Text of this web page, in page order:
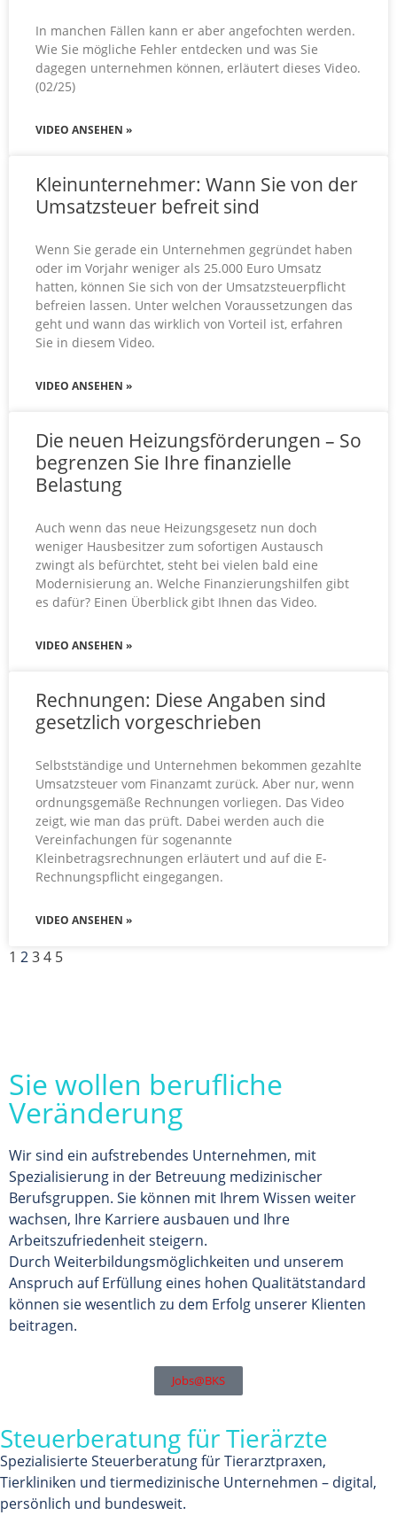
In manchen Fällen kann er aber angefochten werden.
Wie Sie mögliche Fehler entdecken und was Sie
dagegen unternehmen können, erläutert dieses Video.
(02/25)
VIDEO ANSEHEN »
Kleinunternehmer: Wann Sie von der
Umsatzsteuer befreit sind
Wenn Sie gerade ein Unternehmen gegründet haben
oder im Vorjahr weniger als 25.000 Euro Umsatz
hatten, können Sie sich von der Umsatzsteuerpflicht
befreien lassen. Unter welchen Voraussetzungen das
geht und wann das wirklich von Vorteil ist, erfahren
Sie in diesem Video.
VIDEO ANSEHEN »
Die neuen Heizungsförderungen – So
begrenzen Sie Ihre finanzielle
Belastung
Auch wenn das neue Heizungsgesetz nun doch
weniger Hausbesitzer zum sofortigen Austausch
zwingt als befürchtet, steht bei vielen bald eine
Modernisierung an. Welche Finanzierungshilfen gibt
es dafür? Einen Überblick gibt Ihnen das Video.
VIDEO ANSEHEN »
Rechnungen: Diese Angaben sind
gesetzlich vorgeschrieben
Selbstständige und Unternehmen bekommen gezahlte
Umsatzsteuer vom Finanzamt zurück. Aber nur, wenn
ordnungsgemäße Rechnungen vorliegen. Das Video
zeigt, wie man das prüft. Dabei werden auch die
Vereinfachungen für sogenannte
Kleinbetragsrechnungen erläutert und auf die E-
Rechnungspflicht eingegangen.
VIDEO ANSEHEN »
1 234 5
Sie wollen berufliche
Veränderung
Wir sind ein aufstrebendes Unternehmen, mit
Spezialisierung in der Betreuung medizinischer
Berufsgruppen. Sie können mit Ihrem Wissen weiter
wachsen, Ihre Karriere ausbauen und Ihre
Arbeitszufriedenheit steigern.
Durch Weiterbildungsmöglichkeiten und unserem
Anspruch auf Erfüllung eines hohen Qualitätstandard
können sie wesentlich zu dem Erfolg unserer Klienten
beitragen.
Jobs@BKS
Steuerberatung für Tierärzte
Spezialisierte Steuerberatung für Tierarztpraxen,
Tierkliniken und tiermedizinische Unternehmen – digital,
persönlich und bundesweit.